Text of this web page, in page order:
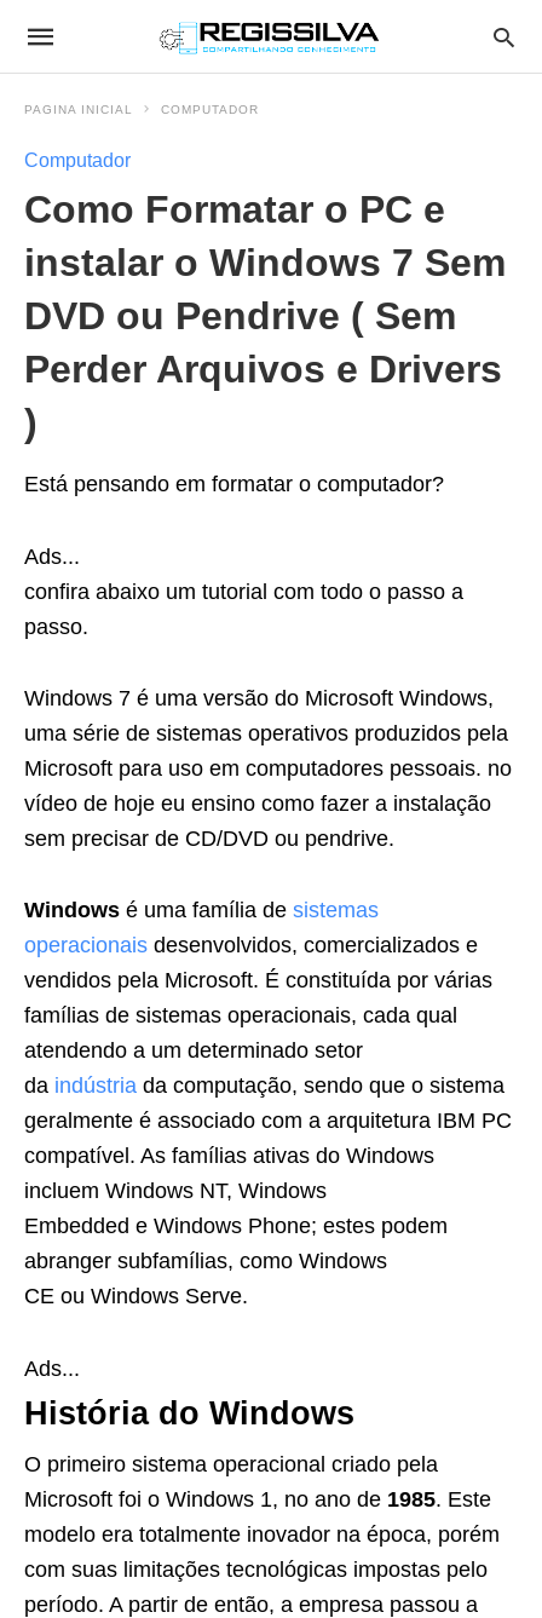
PAGINA INICIAL COMPUTADOR
Computador
Como Formatar o PC e
instalar o Windows 7 Sem
DVD ou Pendrive ( Sem
Perder Arquivos e Drivers
)
Está pensando em formatar o computador?
Ads...
confira abaixo um tutorial com todo o passo a
passo.
Windows 7 é uma versão do Microsoft Windows,
uma série de sistemas operativos produzidos pela
Microsoft para uso em computadores pessoais. no
vídeo de hoje eu ensino como fazer a instalação
sem precisar de CD/DVD ou pendrive.
Windows é uma família de sistemas
operacionais desenvolvidos, comercializados e
vendidos pela Microsoft. É constituída por várias
famílias de sistemas operacionais, cada qual
atendendo a um determinado setor
da indústria da computação, sendo que o sistema
geralmente é associado com a arquitetura IBM PC
compatível. As famílias ativas do Windows
incluem Windows NT, Windows
Embedded e Windows Phone; estes podem
abranger subfamílias, como Windows
CE ou Windows Serve.
Ads...
História do Windows
O primeiro sistema operacional criado pela
Microsoft foi o Windows 1, no ano de 1985. Este
modelo era totalmente inovador na época, porém
com suas limitações tecnológicas impostas pelo
período. A partir de então, a empresa passou a